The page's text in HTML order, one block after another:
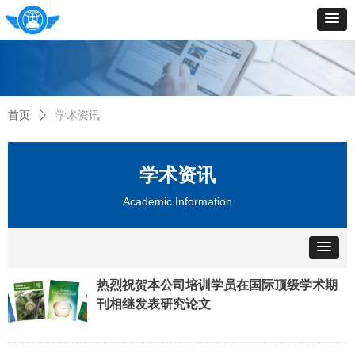
首页 ꄲ 学术资讯
学术资讯
Academic Information
热烈祝贺本公司培训学员在国际顶级学术期
刊相继发表研究论文